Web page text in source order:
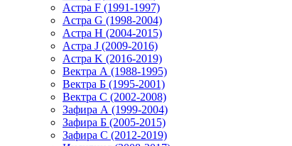
Астра F (1991-1997)
Астра G (1998-2004)
Астра H (2004-2015)
Астра J (2009-2016)
Астра K (2016-2019)
Вектра А (1988-1995)
Вектра Б (1995-2001)
Вектра С (2002-2008)
Зафира А (1999-2004)
Зафира Б (2005-2015)
Зафира С (2012-2019)